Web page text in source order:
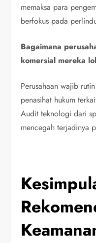
memaksa para
berfokus pada
Bagaimana
komersial mereka
Perusahaan wajib
penasihat hukum
Audit teknologi dari
mencegah terjadinya